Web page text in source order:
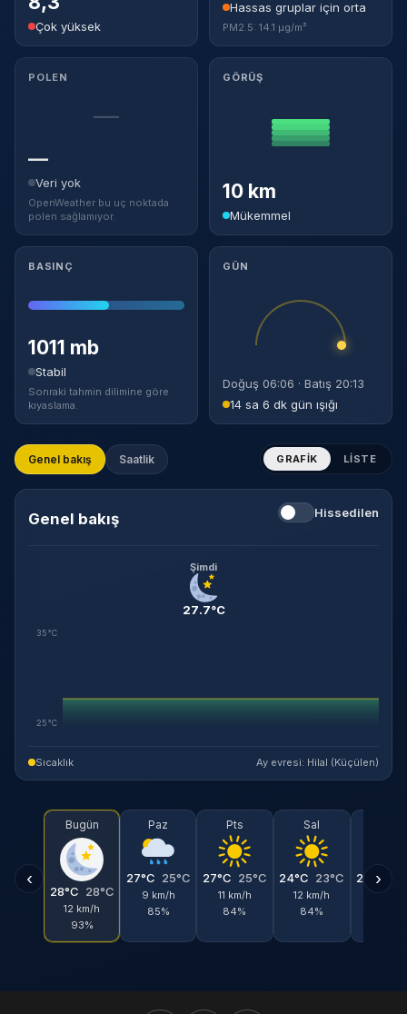
Çok yüksek
Hassas gruplar için orta
PM2.5: 14.1 µg/m³
POLEN
—
—
Veri yok
OpenWeather bu uç noktada
polen sağlamıyor.
GÖRÜŞ
10 km
Mükemmel
BASINÇ
1011 mb
Stabil
Sonraki tahmin dilimine göre
kıyaslama.
GÜN
Doğuş 06:06 · Batış 20:13
14 sa 6 dk gün ışığı
Genel bakış Saatlik GRAFIK LISTE
Genel bakış Hissedilen
Şimdi
27.7°C
35°C
25°C
Sıcaklık Ay evresi: Hilal (Küçülen)
‹
Bugün
28°C 28°C
12 km/h
93%
Paz
27°C 25°C
9 km/h
85%
Pts
27°C 25°C
11 km/h
84%
Sal
24°C 23°C
12 km/h
84%
24°C
›